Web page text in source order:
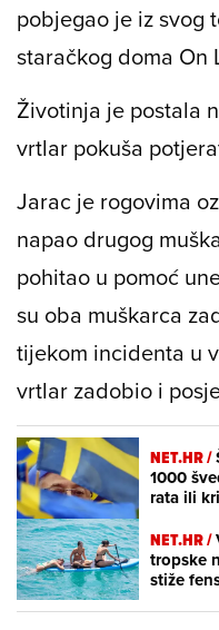
pobjegao je iz svog
staračkog doma On
Životinja je postala
vrtlar pokuša
Jarac je rogovima
napao drugog
pohitao u pomoć
su oba muškarca
tijekom incidenta u
vrtlar zadobio i
NET.HR /
1000
rata ili
NET.HR /
tropske
stiže